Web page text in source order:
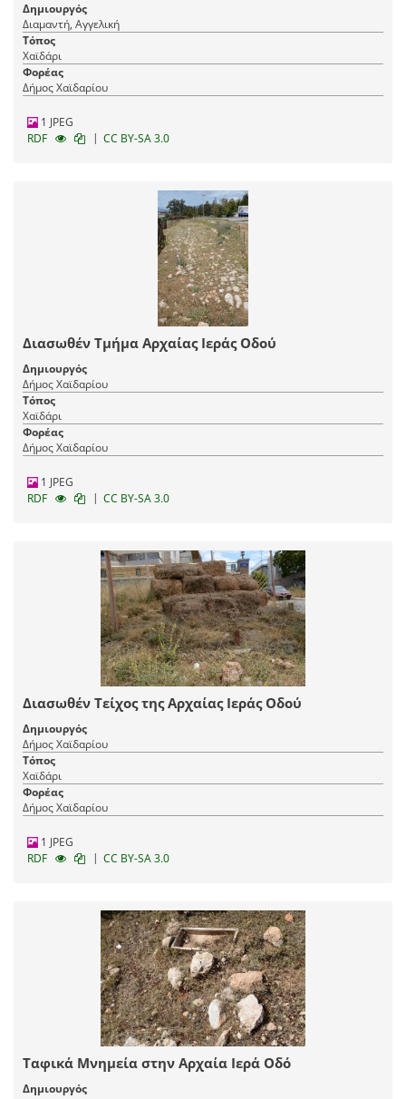
Δημιουργός
Διαμαντή, Αγγελική
Τόπος
Χαϊδάρι
Φορέας
Δήμος Χαϊδαρίου
1 JPEG
RDF
| CC BY-SA 3.0
Διασωθέν Τμήμα Αρχαίας Ιεράς Οδού
Δημιουργός
Δήμος Χαϊδαρίου
Τόπος
Χαϊδάρι
Φορέας
Δήμος Χαϊδαρίου
1 JPEG
RDF
| CC BY-SA 3.0
Διασωθέν Τείχος της Αρχαίας Ιεράς Οδού
Δημιουργός
Δήμος Χαϊδαρίου
Τόπος
Χαϊδάρι
Φορέας
Δήμος Χαϊδαρίου
1 JPEG
RDF
| CC BY-SA 3.0
Ταφικά Μνημεία στην Αρχαία Ιερά Οδό
Δημιουργός